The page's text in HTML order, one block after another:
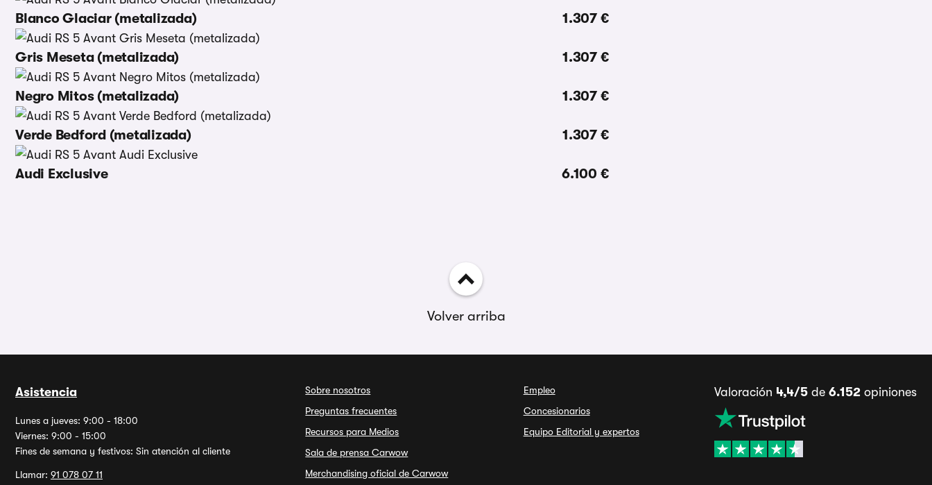
Blanco Glaciar (metalizada) 1.307 €
Gris Meseta (metalizada) 1.307 €
Negro Mitos (metalizada) 1.307 €
Verde Bedford (metalizada) 1.307 €
Audi Exclusive 6.100 €
Volver arriba
Asistencia
Lunes a jueves: 9:00 - 18:00
Viernes: 9:00 - 15:00
Fines de semana y festivos: Sin atención al cliente
Llamar: 91 078 07 11
Sobre nosotros
Preguntas frecuentes
Recursos para Medios
Sala de prensa Carwow
Merchandising oficial de Carwow
Empleo
Concesionarios
Equipo Editorial y expertos
Valoración 4,4/5de 6.152opiniones